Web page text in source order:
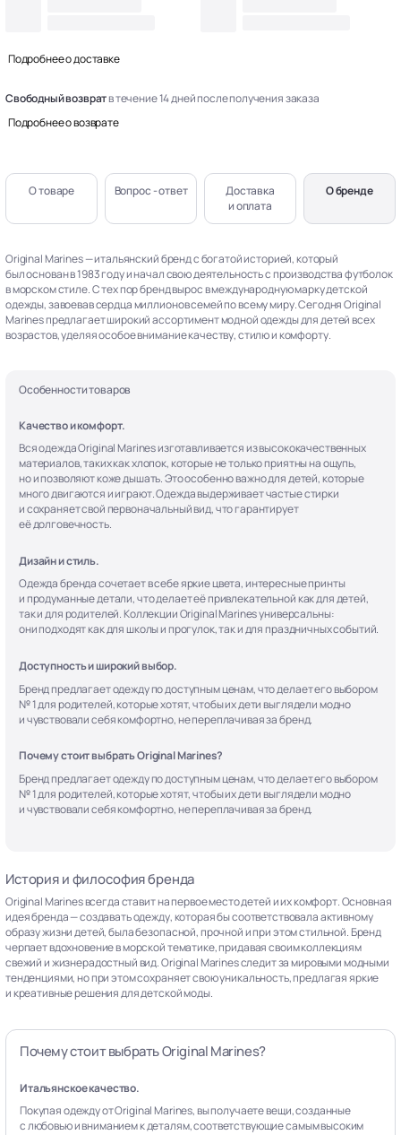
Подробнее о доставке
Свободный возвратв течение 14 дней после получения заказа
Подробнее о возврате
О товаре Вопрос - ответ
Доставка
и оплата
О бренде
Original Marines — итальянский бренд с богатой историей, который
был основан в 1983 году и начал свою деятельность с производства футболок
в морском стиле. С тех пор бренд вырос в международную марку детской
одежды, завоевав сердца миллионов семей по всему миру. Сегодня Original
Marines предлагает широкий ассортимент модной одежды для детей всех
возрастов, уделяя особое внимание качеству, стилю и комфорту.
Особенности товаров
Качество и комфорт.
Вся одежда Original Marines изготавливается из высококачественных
материалов, таких как хлопок, которые не только приятны на ощупь,
но и позволяют коже дышать. Это особенно важно для детей, которые
много двигаются и играют. Одежда выдерживает частые стирки
и сохраняет свой первоначальный вид, что гарантирует
её долговечность.
Дизайн и стиль.
Одежда бренда сочетает в себе яркие цвета, интересные принты
и продуманные детали, что делает её привлекательной как для детей,
так и для родителей. Коллекции Original Marines универсальны:
они подходят как для школы и прогулок, так и для праздничных событий.
Доступность и широкий выбор.
Бренд предлагает одежду по доступным ценам, что делает его выбором
№ 1 для родителей, которые хотят, чтобы их дети выглядели модно
и чувствовали себя комфортно, не переплачивая за бренд.
Почему стоит выбрать Original Marines?
Бренд предлагает одежду по доступным ценам, что делает его выбором
№ 1 для родителей, которые хотят, чтобы их дети выглядели модно
и чувствовали себя комфортно, не переплачивая за бренд.
История и философия бренда
Original Marines всегда ставит на первое место детей и их комфорт. Основная
идея бренда — создавать одежду, которая бы соответствовала активному
образу жизни детей, была безопасной, прочной и при этом стильной. Бренд
черпает вдохновение в морской тематике, придавая своим коллекциям
свежий и жизнерадостный вид. Original Marines следит за мировыми модными
тенденциями, но при этом сохраняет свою уникальность, предлагая яркие
и креативные решения для детской моды.
Почему стоит выбрать Original Marines?
Итальянское качество.
Покупая одежду от Original Marines, вы получаете вещи, созданные
с любовью и вниманием к деталям, соответствующие самым высоким